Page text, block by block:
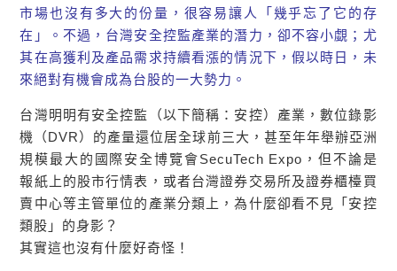
市場也沒有多大的份量，很容易讓人「幾乎忘了它的存
在」。不過，台灣安全控監產業的潛力，卻不容小覷；尤
其在高獲利及產品需求持續看漲的情況下，假以時日，未
來絕對有機會成為台股的一大勢力。
台灣明明有安全控監（以下簡稱：安控）產業，數位錄影
機（DVR）的產量還位居全球前三大，甚至年年舉辦亞洲
規模最大的國際安全博覽會SecuTech Expo，但不論是
報紙上的股市行情表，或者台灣證券交易所及證券櫃檯買
賣中心等主管單位的產業分類上，為什麼卻看不見「安控
類股」的身影？
其實這也沒有什麼好奇怪！